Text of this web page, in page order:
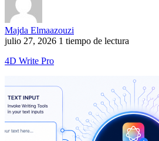
Majda Elmaazouzi
julio 27, 2026 1 tiempo de lectura
4D Write Pro